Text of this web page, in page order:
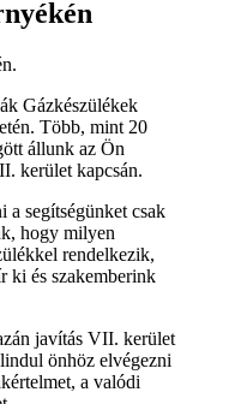
Gázkészülékek
Több, mint 20
állunk az Ön
kerület kapcsán.
a segítségünket csak
hogy milyen
rendelkezik,
ki és szakemberink
javítás VII. kerület
önhöz elvégezni
a valódi